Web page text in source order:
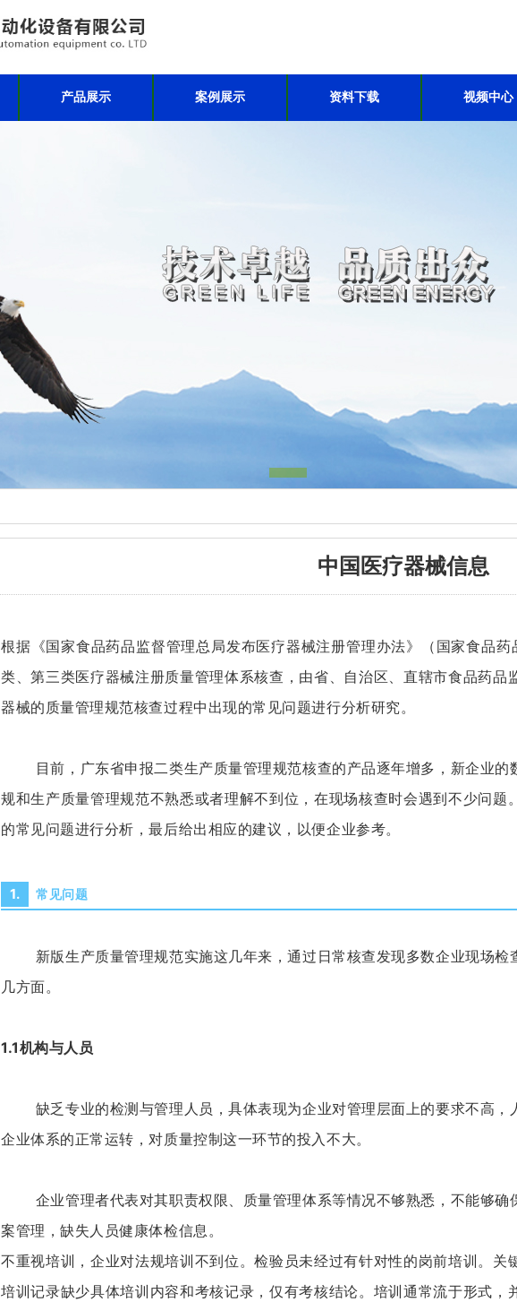
产品展示 案例展示 资料下载 视频中心
中国医疗器械信息
根据《国家食品药品监督管理总局发布医疗器械注册管理办法》（国家食品
类、第三类医疗器械注册质量管理体系核查，由省、自治区、直辖市食品药品
器械的质量管理规范核查过程中出现的常见问题进行分析研究。
目前，广东省申报二类生产质量管理规范核查的产品逐年增多，新企业的
规和生产质量管理规范不熟悉或者理解不到位，在现场核查时会遇到不少问题
的常见问题进行分析，最后给出相应的建议，以便企业参考。
1. 常见问题
新版生产质量管理规范实施这几年来，通过日常核查发现多数企业现场检
几方面。
1.1机构与人员
缺乏专业的检测与管理人员，具体表现为企业对管理层面上的要求不高，
企业体系的正常运转，对质量控制这一环节的投入不大。
企业管理者代表对其职责权限、质量管理体系等情况不够熟悉，不能够确
案管理，缺失人员健康体检信息。
不重视培训，企业对法规培训不到位。检验员未经过有针对性的岗前培训。 关
培训记录缺少具体培训内容和考核记录，仅有考核结论。 培训通常流于形式，